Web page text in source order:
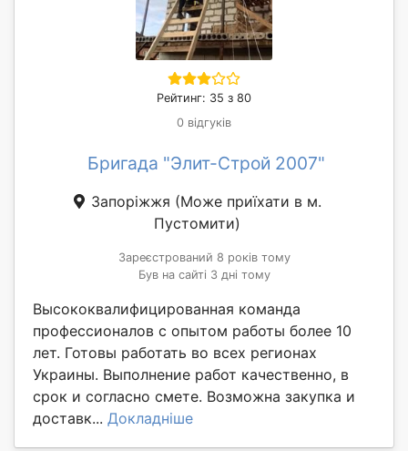
Рейтинг: 35 з 80
0 відгуків
Бригада "Элит-Строй 2007"
Запоріжжя (Може приїхати в м.
Пустомити)
Зареєстрований 8 років тому
Був на сайті 3 дні тому
Высококвалифицированная команда
профессионалов с опытом работы более 10
лет. Готовы работать во всех регионах
Украины. Выполнение работ качественно, в
срок и согласно смете. Возможна закупка и
доставк... Докладніше